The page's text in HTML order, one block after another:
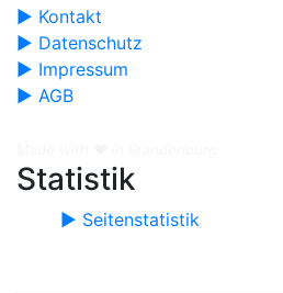
► Kontakt
► Datenschutz
► Impressum
► AGB
Statistik
► Seitenstatistik